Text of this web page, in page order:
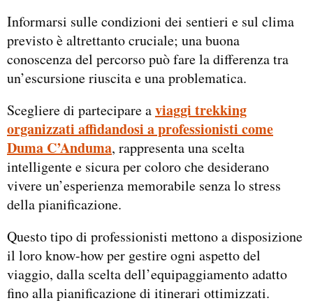
Informarsi sulle condizioni dei sentieri e sul clima
previsto è altrettanto cruciale; una buona
conoscenza del percorso può fare la differenza tra
un’escursione riuscita e una problematica.
Scegliere di partecipare aviaggi trekking
organizzati affidandosi a professionisti come
Duma C’Anduma, rappresenta una scelta
intelligente e sicura per coloro che desiderano
vivere un’esperienza memorabile senza lo stress
della pianificazione.
Questo tipo di professionisti mettono a disposizione
il loro know-how per gestire ogni aspetto del
viaggio, dalla scelta dell’equipaggiamento adatto
fino alla pianificazione di itinerari ottimizzati.